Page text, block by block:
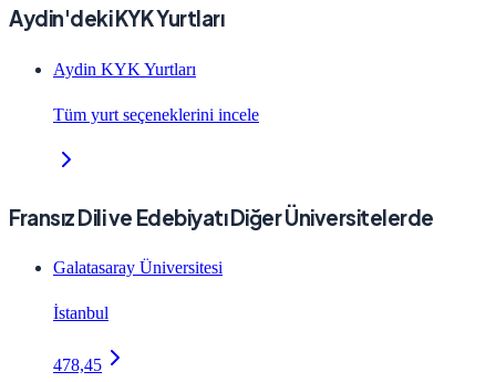
Aydin'deki KYK Yurtları
Aydin KYK Yurtları
Tüm yurt seçeneklerini incele
Fransız Dili ve Edebiyatı Diğer Üniversitelerde
Galatasaray Üniversitesi
İstanbul
478,45